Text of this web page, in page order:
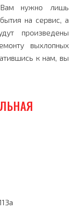
нужно лишь
на сервис, а
произведены
выхлопных
к нам, вы